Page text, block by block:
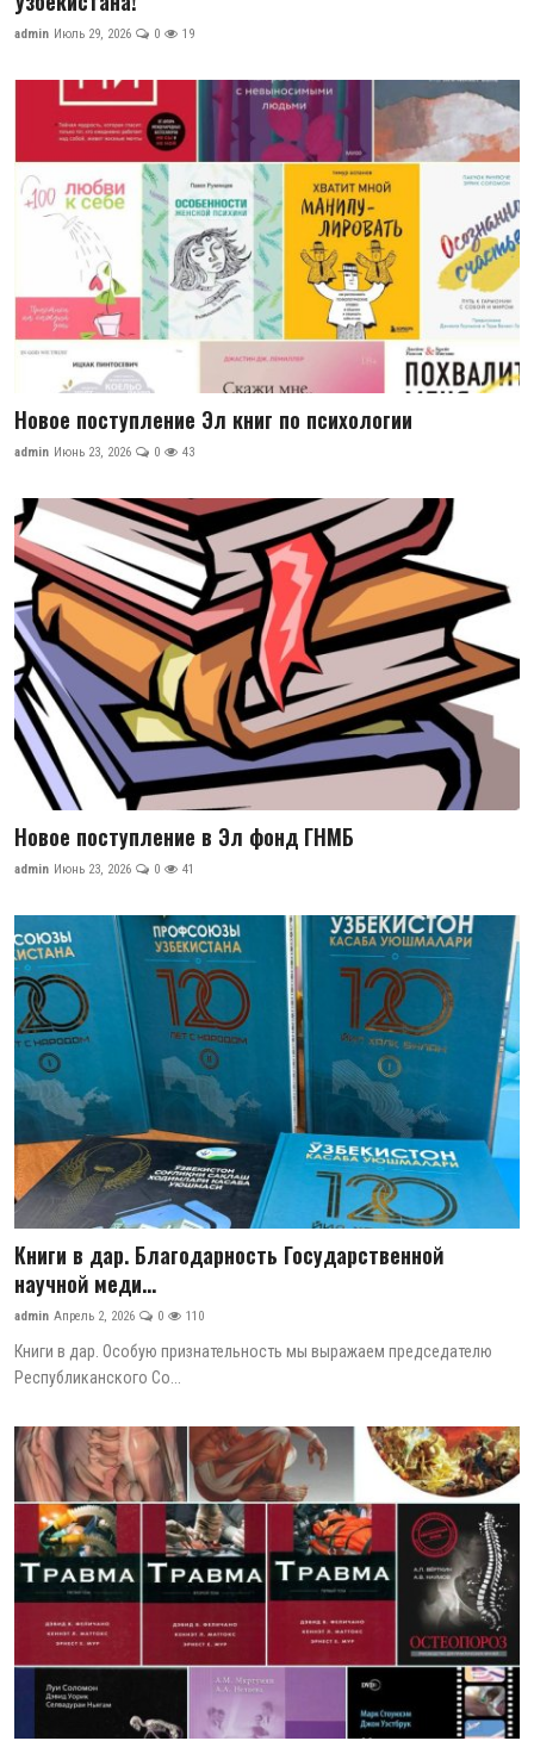
Цифровые коллекции
История здравоохранения Узбекистана
Периодические издания
Фотогалерея
Медики Узбекистана
ВАК
ИИ
PDF-translator
Статистика
Проблемы Арала
Антикоррупция
Русский
admin Июль 29, 2026 0 19
Новое поступление Эл книг по психологии
admin Июнь 23, 2026 0 43
Новое поступление в Эл фонд ГНМБ
admin Июнь 23, 2026 0 41
Книги в дар. Благодарность Государственной
научной меди...
admin Апрель 2, 2026 0 110
Книги в дар. Особую признательность мы выражаем председателю
Республиканского Со...